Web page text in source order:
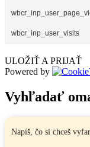
wbcr_inp_user_visits
ULOŽIŤ A PRIJAŤ
Powered by
Vyhľadať